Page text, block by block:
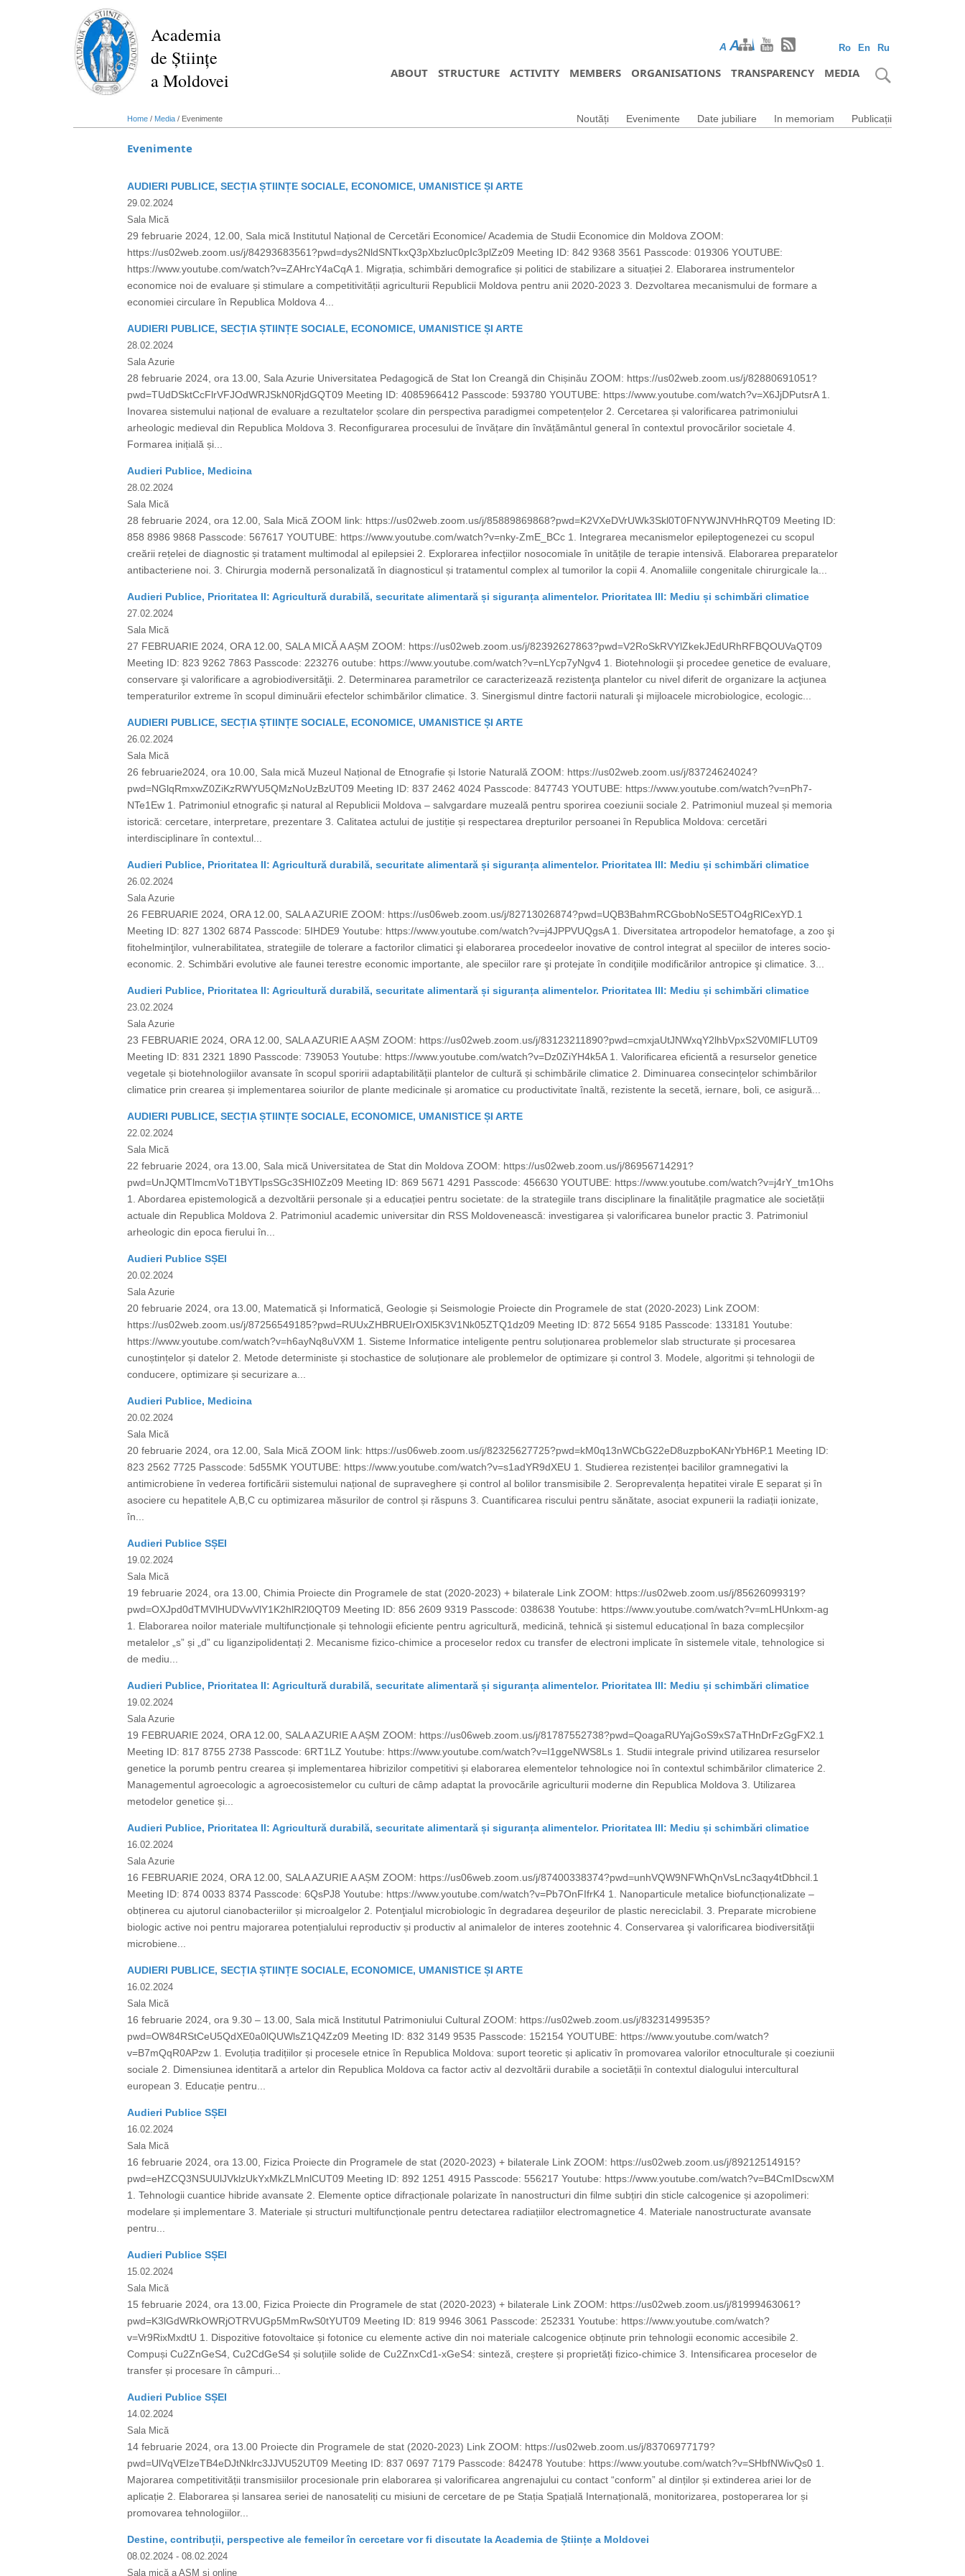
Academia
de Științe
a Moldovei
Ro En Ru
A AA
ABOUT STRUCTURE ACTIVITY MEMBERS ORGANISATIONS TRANSPARENCY MEDIA
Home / Media / Evenimente Noutăți Evenimente Date jubiliare In memoriam Publicații
Evenimente
AUDIERI PUBLICE, SECȚIA ȘTIINȚE SOCIALE, ECONOMICE, UMANISTICE ȘI ARTE
29.02.2024
Sala Mică
29 februarie 2024, 12.00, Sala mică Institutul Național de Cercetări Economice/ Academia de Studii Economice din Moldova ZOOM:
https://us02web.zoom.us/j/84293683561?pwd=dys2NldSNTkxQ3pXbzluc0pIc3plZz09 Meeting ID: 842 9368 3561 Passcode: 019306 YOUTUBE:
https://www.youtube.com/watch?v=ZAHrcY4aCqA 1. Migrația, schimbări demografice și politici de stabilizare a situației 2. Elaborarea instrumentelor
economice noi de evaluare și stimulare a competitivității agriculturii Republicii Moldova pentru anii 2020-2023 3. Dezvoltarea mecanismului de formare a
economiei circulare în Republica Moldova 4...
AUDIERI PUBLICE, SECȚIA ȘTIINȚE SOCIALE, ECONOMICE, UMANISTICE ȘI ARTE
28.02.2024
Sala Azurie
28 februarie 2024, ora 13.00, Sala Azurie Universitatea Pedagogică de Stat Ion Creangă din Chișinău ZOOM: https://us02web.zoom.us/j/82880691051?
pwd=TUdDSktCcFlrVFJOdWRJSkN0RjdGQT09 Meeting ID: 4085966412 Passcode: 593780 YOUTUBE: https://www.youtube.com/watch?v=X6JjDPutsrA 1.
Inovarea sistemului național de evaluare a rezultatelor școlare din perspectiva paradigmei competențelor 2. Cercetarea și valorificarea patrimoniului
arheologic medieval din Republica Moldova 3. Reconfigurarea procesului de învățare din învățământul general în contextul provocărilor societale 4.
Formarea inițială și...
Audieri Publice, Medicina
28.02.2024
Sala Mică
28 februarie 2024, ora 12.00, Sala Mică ZOOM link: https://us02web.zoom.us/j/85889869868?pwd=K2VXeDVrUWk3Skl0T0FNYWJNVHhRQT09 Meeting ID:
858 8986 9868 Passcode: 567617 YOUTUBE: https://www.youtube.com/watch?v=nky-ZmE_BCc 1. Integrarea mecanismelor epileptogenezei cu scopul
creării rețelei de diagnostic și tratament multimodal al epilepsiei 2. Explorarea infecțiilor nosocomiale în unitățile de terapie intensivă. Elaborarea preparatelor
antibacteriene noi. 3. Chirurgia modernă personalizată în diagnosticul și tratamentul complex al tumorilor la copii 4. Anomaliile congenitale chirurgicale la...
Audieri Publice, Prioritatea II: Agricultură durabilă, securitate alimentară și siguranța alimentelor. Prioritatea III: Mediu și schimbări climatice
27.02.2024
Sala Mică
27 FEBRUARIE 2024, ORA 12.00, SALA MICĂ A AȘM ZOOM: https://us02web.zoom.us/j/82392627863?pwd=V2RoSkRVYlZkekJEdURhRFBQOUVaQT09
Meeting ID: 823 9262 7863 Passcode: 223276 outube: https://www.youtube.com/watch?v=nLYcp7yNgv4 1. Biotehnologii şi procedee genetice de evaluare,
conservare şi valorificare a agrobiodiversităţii. 2. Determinarea parametrilor ce caracterizează rezistenţa plantelor cu nivel diferit de organizare la acţiunea
temperaturilor extreme în scopul diminuării efectelor schimbărilor climatice. 3. Sinergismul dintre factorii naturali şi mijloacele microbiologice, ecologic...
AUDIERI PUBLICE, SECȚIA ȘTIINȚE SOCIALE, ECONOMICE, UMANISTICE ȘI ARTE
26.02.2024
Sala Mică
26 februarie2024, ora 10.00, Sala mică Muzeul Național de Etnografie și Istorie Naturală ZOOM: https://us02web.zoom.us/j/83724624024?
pwd=NGlqRmxwZ0ZiKzRWYU5QMzNoUzBzUT09 Meeting ID: 837 2462 4024 Passcode: 847743 YOUTUBE: https://www.youtube.com/watch?v=nPh7-
NTe1Ew 1. Patrimoniul etnografic și natural al Republicii Moldova – salvgardare muzeală pentru sporirea coeziunii sociale 2. Patrimoniul muzeal și memoria
istorică: cercetare, interpretare, prezentare 3. Calitatea actului de justiție și respectarea drepturilor persoanei în Republica Moldova: cercetări
interdisciplinare în contextul...
Audieri Publice, Prioritatea II: Agricultură durabilă, securitate alimentară și siguranța alimentelor. Prioritatea III: Mediu și schimbări climatice
26.02.2024
Sala Azurie
26 FEBRUARIE 2024, ORA 12.00, SALA AZURIE ZOOM: https://us06web.zoom.us/j/82713026874?pwd=UQB3BahmRCGbobNoSE5TO4gRlCexYD.1
Meeting ID: 827 1302 6874 Passcode: 5IHDE9 Youtube: https://www.youtube.com/watch?v=j4JPPVUQgsA 1. Diversitatea artropodelor hematofage, a zoo şi
fitohelminţilor, vulnerabilitatea, strategiile de tolerare a factorilor climatici şi elaborarea procedeelor inovative de control integrat al speciilor de interes socio-
economic. 2. Schimbări evolutive ale faunei terestre economic importante, ale speciilor rare şi protejate în condiţiile modificărilor antropice şi climatice. 3...
Audieri Publice, Prioritatea II: Agricultură durabilă, securitate alimentară și siguranța alimentelor. Prioritatea III: Mediu și schimbări climatice
23.02.2024
Sala Azurie
23 FEBRUARIE 2024, ORA 12.00, SALA AZURIE A AȘM ZOOM: https://us02web.zoom.us/j/83123211890?pwd=cmxjaUtJNWxqY2lhbVpxS2V0MlFLUT09
Meeting ID: 831 2321 1890 Passcode: 739053 Youtube: https://www.youtube.com/watch?v=Dz0ZiYH4k5A 1. Valorificarea eficientă a resurselor genetice
vegetale și biotehnologiilor avansate în scopul sporirii adaptabilității plantelor de cultură și schimbările climatice 2. Diminuarea consecințelor schimbărilor
climatice prin crearea și implementarea soiurilor de plante medicinale și aromatice cu productivitate înaltă, rezistente la secetă, iernare, boli, ce asigură...
AUDIERI PUBLICE, SECȚIA ȘTIINȚE SOCIALE, ECONOMICE, UMANISTICE ȘI ARTE
22.02.2024
Sala Mică
22 februarie 2024, ora 13.00, Sala mică Universitatea de Stat din Moldova ZOOM: https://us02web.zoom.us/j/86956714291?
pwd=UnJQMTlmcmVoT1BYTlpsSGc3SHI0Zz09 Meeting ID: 869 5671 4291 Passcode: 456630 YOUTUBE: https://www.youtube.com/watch?v=j4rY_tm1Ohs
1. Abordarea epistemologică a dezvoltării personale și a educației pentru societate: de la strategiile trans disciplinare la finalitățile pragmatice ale societății
actuale din Republica Moldova 2. Patrimoniul academic universitar din RSS Moldovenească: investigarea și valorificarea bunelor practic 3. Patrimoniul
arheologic din epoca fierului în...
Audieri Publice SȘEI
20.02.2024
Sala Azurie
20 februarie 2024, ora 13.00, Matematică și Informatică, Geologie și Seismologie Proiecte din Programele de stat (2020-2023) Link ZOOM:
https://us02web.zoom.us/j/87256549185?pwd=RUUxZHBRUEIrOXl5K3V1Nk05ZTQ1dz09 Meeting ID: 872 5654 9185 Passcode: 133181 Youtube:
https://www.youtube.com/watch?v=h6ayNq8uVXM 1. Sisteme Informatice inteligente pentru soluționarea problemelor slab structurate și procesarea
cunoștințelor și datelor 2. Metode deterministe și stochastice de soluționare ale problemelor de optimizare și control 3. Modele, algoritmi și tehnologii de
conducere, optimizare și securizare a...
Audieri Publice, Medicina
20.02.2024
Sala Mică
20 februarie 2024, ora 12.00, Sala Mică ZOOM link: https://us06web.zoom.us/j/82325627725?pwd=kM0q13nWCbG22eD8uzpboKANrYbH6P.1 Meeting ID:
823 2562 7725 Passcode: 5d55MK YOUTUBE: https://www.youtube.com/watch?v=s1adYR9dXEU 1. Studierea rezistenței bacililor gramnegativi la
antimicrobiene în vederea fortificării sistemului național de supraveghere și control al bolilor transmisibile 2. Seroprevalența hepatitei virale E separat și în
asociere cu hepatitele A,B,C cu optimizarea măsurilor de control și răspuns 3. Cuantificarea riscului pentru sănătate, asociat expunerii la radiații ionizate,
în...
Audieri Publice SȘEI
19.02.2024
Sala Mică
19 februarie 2024, ora 13.00, Chimia Proiecte din Programele de stat (2020-2023) + bilaterale Link ZOOM: https://us02web.zoom.us/j/85626099319?
pwd=OXJpd0dTMVlHUDVwVlY1K2hlR2l0QT09 Meeting ID: 856 2609 9319 Passcode: 038638 Youtube: https://www.youtube.com/watch?v=mLHUnkxm-ag
1. Elaborarea noilor materiale multifuncționale și tehnologii eficiente pentru agricultură, medicină, tehnică și sistemul educațional în baza complecșilor
metalelor „s” și „d” cu liganzipolidentați 2. Mecanisme fizico-chimice a proceselor redox cu transfer de electroni implicate în sistemele vitale, tehnologice si
de mediu...
Audieri Publice, Prioritatea II: Agricultură durabilă, securitate alimentară și siguranța alimentelor. Prioritatea III: Mediu și schimbări climatice
19.02.2024
Sala Azurie
19 FEBRUARIE 2024, ORA 12.00, SALA AZURIE A AȘM ZOOM: https://us06web.zoom.us/j/81787552738?pwd=QoagaRUYajGoS9xS7aTHnDrFzGgFX2.1
Meeting ID: 817 8755 2738 Passcode: 6RT1LZ Youtube: https://www.youtube.com/watch?v=I1ggeNWS8Ls 1. Studii integrale privind utilizarea resurselor
genetice la porumb pentru crearea și implementarea hibrizilor competitivi și elaborarea elementelor tehnologice noi în contextul schimbărilor climaterice 2.
Managementul agroecologic a agroecosistemelor cu culturi de câmp adaptat la provocările agriculturii moderne din Republica Moldova 3. Utilizarea
metodelor genetice și...
Audieri Publice, Prioritatea II: Agricultură durabilă, securitate alimentară și siguranța alimentelor. Prioritatea III: Mediu și schimbări climatice
16.02.2024
Sala Azurie
16 FEBRUARIE 2024, ORA 12.00, SALA AZURIE A AȘM ZOOM: https://us06web.zoom.us/j/87400338374?pwd=unhVQW9NFWhQnVsLnc3aqy4tDbhcil.1
Meeting ID: 874 0033 8374 Passcode: 6QsPJ8 Youtube: https://www.youtube.com/watch?v=Pb7OnFIfrK4 1. Nanoparticule metalice biofuncționalizate –
obținerea cu ajutorul cianobacteriilor și microalgelor 2. Potenţialul microbiologic în degradarea deşeurilor de plastic nereciclabil. 3. Preparate microbiene
biologic active noi pentru majorarea potențialului reproductiv și productiv al animalelor de interes zootehnic 4. Conservarea şi valorificarea biodiversităţii
microbiene...
AUDIERI PUBLICE, SECȚIA ȘTIINȚE SOCIALE, ECONOMICE, UMANISTICE ȘI ARTE
16.02.2024
Sala Mică
16 februarie 2024, ora 9.30 – 13.00, Sala mică Institutul Patrimoniului Cultural ZOOM: https://us02web.zoom.us/j/83231499535?
pwd=OW84RStCeU5QdXE0a0lQUWlsZ1Q4Zz09 Meeting ID: 832 3149 9535 Passcode: 152154 YOUTUBE: https://www.youtube.com/watch?
v=B7mQqR0APzw 1. Evoluția tradițiilor și procesele etnice în Republica Moldova: suport teoretic și aplicativ în promovarea valorilor etnoculturale și coeziunii
sociale 2. Dimensiunea identitară a artelor din Republica Moldova ca factor activ al dezvoltării durabile a societății în contextul dialogului intercultural
european 3. Educație pentru...
Audieri Publice SȘEI
16.02.2024
Sala Mică
16 februarie 2024, ora 13.00, Fizica Proiecte din Programele de stat (2020-2023) + bilaterale Link ZOOM: https://us02web.zoom.us/j/89212514915?
pwd=eHZCQ3NSUUlJVklzUkYxMkZLMnlCUT09 Meeting ID: 892 1251 4915 Passcode: 556217 Youtube: https://www.youtube.com/watch?v=B4CmIDscwXM
1. Tehnologii cuantice hibride avansate 2. Elemente optice difracționale polarizate în nanostructuri din filme subțiri din sticle calcogenice și azopolimeri:
modelare și implementare 3. Materiale și structuri multifuncționale pentru detectarea radiațiilor electromagnetice 4. Materiale nanostructurate avansate
pentru...
Audieri Publice SȘEI
15.02.2024
Sala Mică
15 februarie 2024, ora 13.00, Fizica Proiecte din Programele de stat (2020-2023) + bilaterale Link ZOOM: https://us02web.zoom.us/j/81999463061?
pwd=K3lGdWRkOWRjOTRVUGp5MmRwS0tYUT09 Meeting ID: 819 9946 3061 Passcode: 252331 Youtube: https://www.youtube.com/watch?
v=Vr9RixMxdtU 1. Dispozitive fotovoltaice și fotonice cu elemente active din noi materiale calcogenice obținute prin tehnologii economic accesibile 2.
Compuși Cu2ZnGeS4, Cu2CdGeS4 și soluțiile solide de Cu2ZnxCd1-xGeS4: sinteză, creștere și proprietăți fizico-chimice 3. Intensificarea proceselor de
transfer și procesare în câmpuri...
Audieri Publice SȘEI
14.02.2024
Sala Mică
14 februarie 2024, ora 13.00 Proiecte din Programele de stat (2020-2023) Link ZOOM: https://us02web.zoom.us/j/83706977179?
pwd=UlVqVEIzeTB4eDJtNklrc3JJVU52UT09 Meeting ID: 837 0697 7179 Passcode: 842478 Youtube: https://www.youtube.com/watch?v=SHbfNWivQs0 1.
Majorarea competitivității transmisiilor procesionale prin elaborarea și valorificarea angrenajului cu contact “conform” al dinților și extinderea ariei lor de
aplicație 2. Elaborarea și lansarea seriei de nanosateliți cu misiuni de cercetare de pe Stația Spațială Internațională, monitorizarea, postoperarea lor și
promovarea tehnologiilor...
Destine, contribuții, perspective ale femeilor în cercetare vor fi discutate la Academia de Științe a Moldovei
08.02.2024 - 08.02.2024
Sala mică a AȘM și online